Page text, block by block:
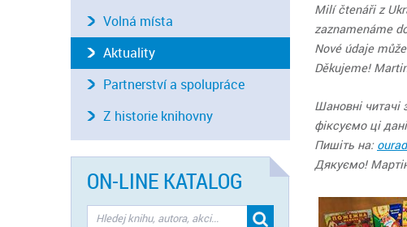
Milí čtenáři z
zaznamenáme
Nové údaje
Děkujeme!
Шановні читачі
фіксуємо ці
Пишіть на:
Дякуємо!
Volná místa
Aktuality
Partnerství a spolupráce
Z historie knihovny
ON-LINE KATALOG